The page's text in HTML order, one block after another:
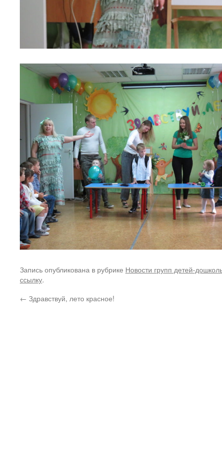
Запись опубликована в рубрике Новости групп детей-
ссылку.
← Здравствуй, лето красное!